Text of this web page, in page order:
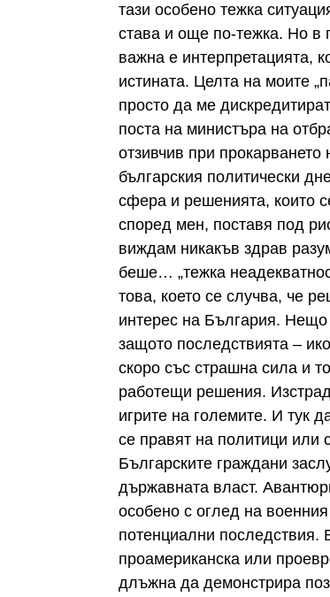
тази особено тежка
става и още по-тежка. Но в
важна е интерпретацията,
истината. Целта на моите
просто да ме
поста на министъра на
отзивчив при
българския политически
сфера и решенията, които
според мен, поставя под
виждам никакъв здрав
беше… „тежка
това, което се случва, че
интерес на България. Нещо
защото последствията –
скоро със страшна сила и
работещи решения.
игрите на големите. И тук
се правят на политици или
Българските граждани
държавната власт.
особено с оглед на
потенциални последствия.
проамериканска или
длъжна да демонстрира